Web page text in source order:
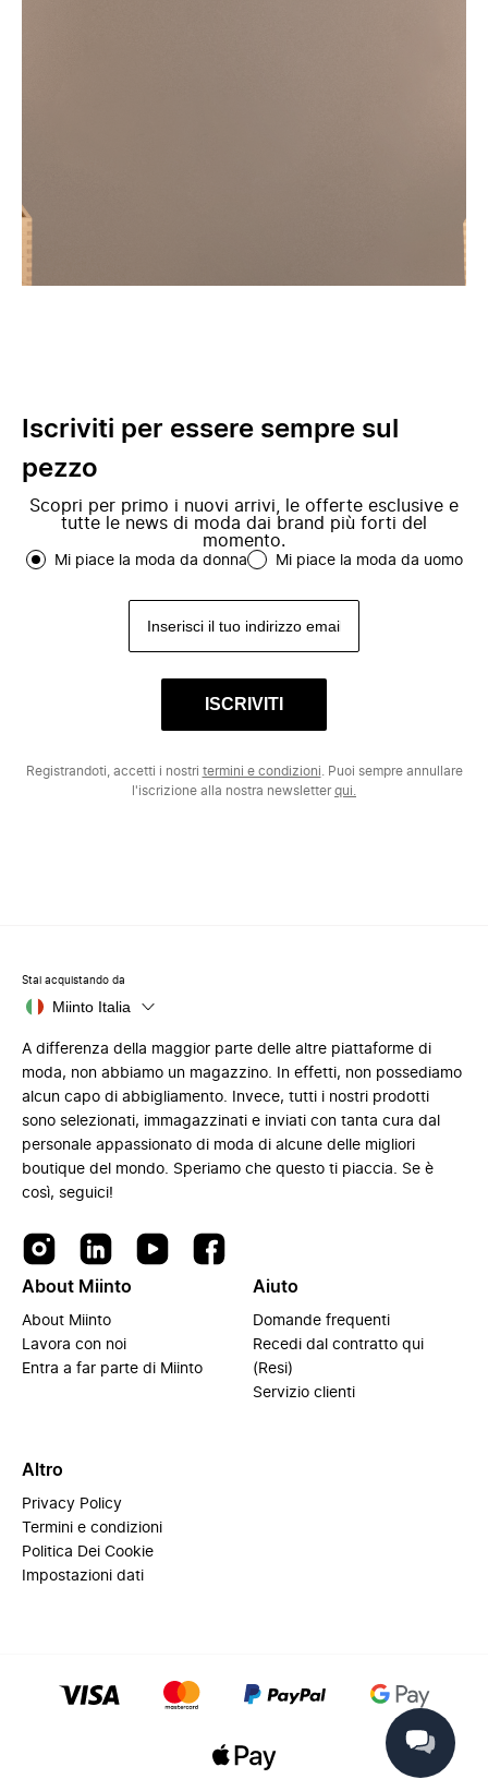
Iscriviti per essere sempre sul
pezzo
Scopri per primo i nuovi arrivi, le offerte esclusive e
tutte le news di moda dai brand più forti del
momento.
Mi piace la moda da donna Mi piace la moda da uomo
ISCRIVITI
Registrandoti, accetti i nostri termini e condizioni . Puoi sempre annullare
l'iscrizione alla nostra newsletterqui.
Stai acquistando da
Miinto Italia
A differenza della maggior parte delle altre piattaforme di
moda, non abbiamo un magazzino. In effetti, non possediamo
alcun capo di abbigliamento. Invece, tutti i nostri prodotti
sono selezionati, immagazzinati e inviati con tanta cura dal
personale appassionato di moda di alcune delle migliori
boutique del mondo. Speriamo che questo ti piaccia. Se è
così, seguici!
About Miinto
About Miinto
Lavora con noi
Entra a far parte di Miinto
Aiuto
Domande frequenti
Recedi dal contratto qui
(Resi)
Servizio clienti
Altro
Privacy Policy
Termini e condizioni
Politica Dei Cookie
Impostazioni dati